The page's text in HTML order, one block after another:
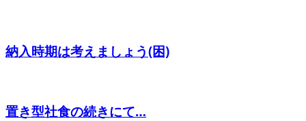
納入時期は考えましょう(困)
置き型社食の続きにて…